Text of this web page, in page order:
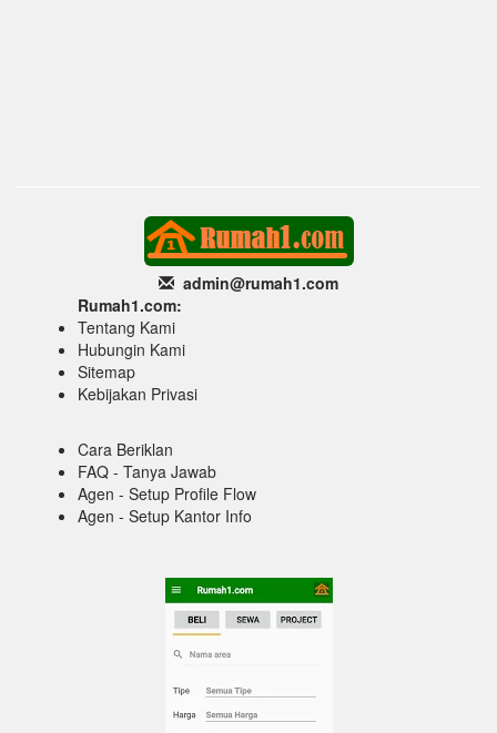
admin@rumah1.com
Rumah1.com:
Tentang Kami
Hubungin Kami
Sitemap
Kebijakan Privasi
Cara Beriklan
FAQ - Tanya Jawab
Agen - Setup Profile Flow
Agen - Setup Kantor Info